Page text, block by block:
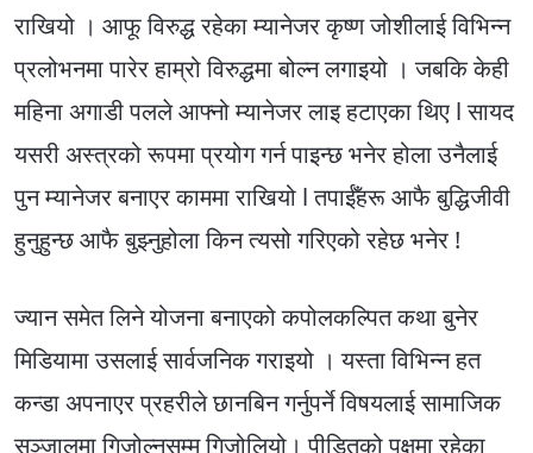
राखियो । आफू विरुद्ध रहेका म्यानेजर कृष्ण जोशीलाई विभिन्न
प्रलोभनमा पारेर हाम्रो विरुद्धमा बोल्न लगाइयो । जबकि केही
महिना अगाडी पलले आफ्नो म्यानेजर लाइ हटाएका थिए l सायद
यसरी अस्त्रको रूपमा प्रयोग गर्न पाइन्छ भनेर होला उनैलाई
पुन म्यानेजर बनाएर काममा राखियो l तपाईँहरू आफै बुद्धिजीवी
हुनुहुन्छ आफै बुझ्नुहोला किन त्यसो गरिएको रहेछ भनेर !
ज्यान समेत लिने योजना बनाएको कपोलकल्पित कथा बुनेर
मिडियामा उसलाई सार्वजनिक गराइयो । यस्ता विभिन्न हत
कन्डा अपनाएर प्रहरीले छानबिन गर्नुपर्ने विषयलाई सामाजिक
सञ्जालमा गिजोल्नुसम्म गिजोलियो। पीडितको पक्षमा रहेका